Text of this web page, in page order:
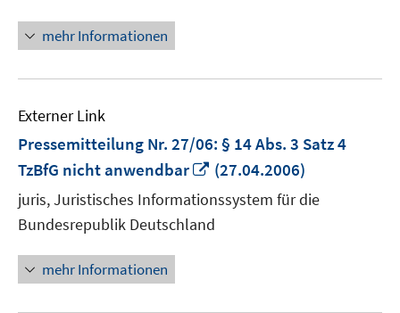
mehr Informationen
Externer Link
Pressemitteilung Nr. 27/06: § 14 Abs. 3 Satz 4
TzBfG nicht anwendbar
In
Fenster
öffnen
(27.04.2006)
juris, Juristisches Informationssystem für die
Bundesrepublik Deutschland
mehr Informationen